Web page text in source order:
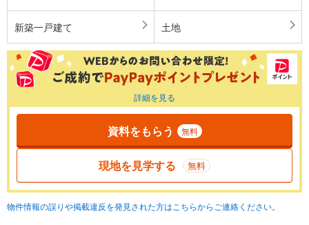
新築一戸建て 土地
詳細を見る
資料をもらう 無料
現地を見学する 無料
物件情報の誤りや掲載違反を発見された方はこちらからご連絡ください。